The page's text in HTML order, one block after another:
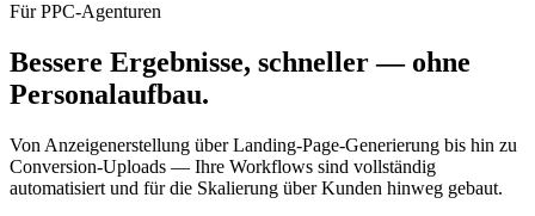
Für PPC-Agenturen
Bessere Ergebnisse, schneller — ohne
Personalaufbau.
Von Anzeigenerstellung über Landing-Page-Generierung bis hin zu
Conversion-Uploads — Ihre Workflows sind vollständig
automatisiert und für die Skalierung über Kunden hinweg gebaut.